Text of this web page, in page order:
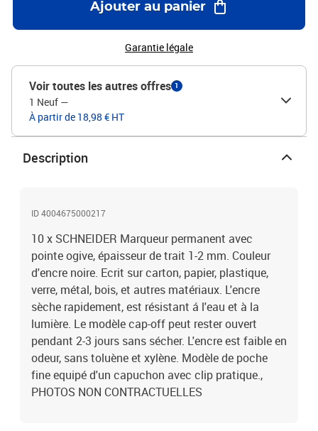
Ajouter au panier
Garantie légale
Voir toutes les autres offres 1
1 Neuf —
À partir de 18,98 € HT
Description
ID 4004675000217
10 x SCHNEIDER Marqueur permanent avec
pointe ogive, épaisseur de trait 1-2 mm. Couleur
d'encre noire. Ecrit sur carton, papier, plastique,
verre, métal, bois, et autres matériaux. L'encre
sèche rapidement, est résistant á l'eau et à la
lumière. Le modèle cap-off peut rester ouvert
pendant 2-3 jours sans sécher. L'encre est faible en
odeur, sans toluène et xylène. Modèle de poche
fine equipé d'un capuchon avec clip pratique.,
PHOTOS NON CONTRACTUELLES